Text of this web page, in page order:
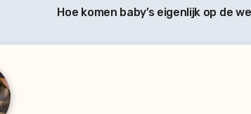
Hoe komen baby’s eigenlijk op de